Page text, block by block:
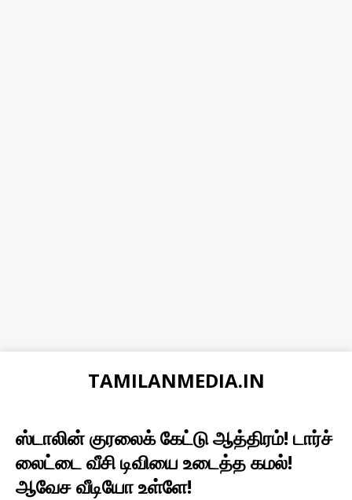
TAMILANMEDIA.IN
ஸ்டாலின் குரலைக் கேட்டு ஆத்திரம்! டார்ச்
லைட்டை வீசி டிவியை உடைத்த கமல்!
ஆவேச வீடியோ உள்ளே!